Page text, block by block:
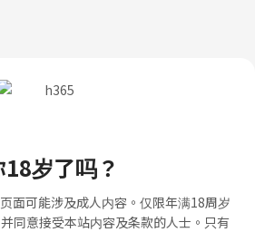
岁了吗？
可能涉及成人内容。仅限年满18周岁
同意接受本站内容及条款的人士。只有